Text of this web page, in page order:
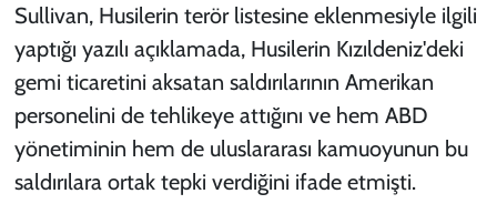
Sullivan, Husilerin terör listesine eklenmesiyle ilgili
yaptığı yazılı açıklamada, Husilerin Kızıldeniz'deki
gemi ticaretini aksatan saldırılarının Amerikan
personelini de tehlikeye attığını ve hem ABD
yönetiminin hem de uluslararası kamuoyunun bu
saldırılara ortak tepki verdiğini ifade etmişti.